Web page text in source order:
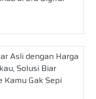
Asli dengan Harga
Solusi Biar
Kamu Gak Sepi